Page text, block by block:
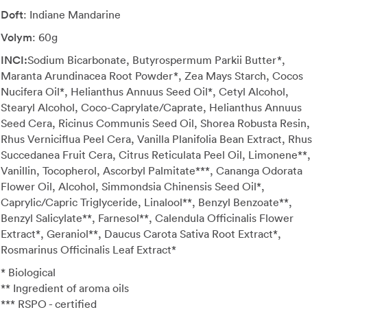
Doft: Indiane Mandarine
Volym: 60g
INCI:Sodium Bicarbonate, Butyrospermum Parkii Butter*,
Maranta Arundinacea Root Powder*, Zea Mays Starch, Cocos
Nucifera Oil*, Helianthus Annuus Seed Oil*, Cetyl Alcohol,
Stearyl Alcohol, Coco-Caprylate/Caprate, Helianthus Annuus
Seed Cera, Ricinus Communis Seed Oil, Shorea Robusta Resin,
Rhus Verniciflua Peel Cera, Vanilla Planifolia Bean Extract, Rhus
Succedanea Fruit Cera, Citrus Reticulata Peel Oil, Limonene**,
Vanillin, Tocopherol, Ascorbyl Palmitate***, Cananga Odorata
Flower Oil, Alcohol, Simmondsia Chinensis Seed Oil*,
Caprylic/Capric Triglyceride, Linalool**, Benzyl Benzoate**,
Benzyl Salicylate**, Farnesol**, Calendula Officinalis Flower
Extract*, Geraniol**, Daucus Carota Sativa Root Extract*,
Rosmarinus Officinalis Leaf Extract*
* Biological
** Ingredient of aroma oils
*** RSPO - certified